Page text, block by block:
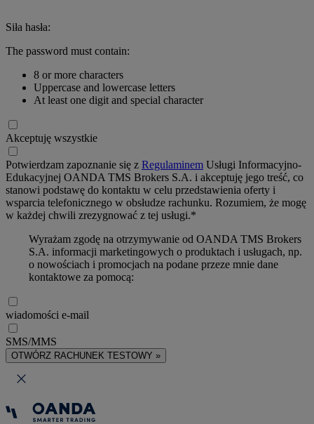
Siła hasła:
The password must contain:
8 or more characters
Uppercase and lowercase letters
At least one digit and special character
Akceptuję wszystkie
Potwierdzam zapoznanie się z Regulaminem Usługi Informacyjno-
Edukacyjnej OANDA TMS Brokers S.A. i akceptuję jego treść, co
stanowi podstawę do kontaktu w celu przedstawienia oferty i
wsparcia telefonicznego w obsłudze rachunku. Rozumiem, że mogę
w każdej chwili zrezygnować z tej usługi.*
Wyrażam zgodę na otrzymywanie od OANDA TMS Brokers
S.A. informacji marketingowych o produktach i usługach, np.
o nowościach i promocjach na podane przeze mnie dane
kontaktowe za pomocą:
wiadomości e-mail
SMS/MMS
OTWÓRZ RACHUNEK TESTOWY »